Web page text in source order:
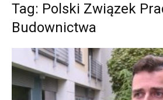
Tag: Polski Związek
Budownictwa